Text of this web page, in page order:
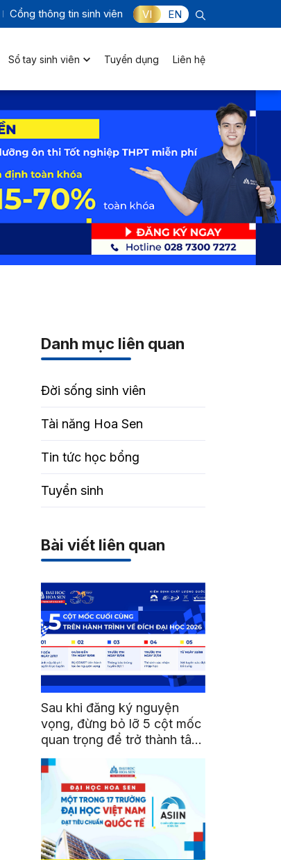
Cổng thông tin sinh viên VI EN
Sổ tay sinh viên Tuyển dụng Liên hệ
Danh mục liên quan
Đời sống sinh viên
Tài năng Hoa Sen
Tin tức học bổng
Tuyển sinh
Bài viết liên quan
Sau khi đăng ký nguyện
vọng, đừng bỏ lỡ 5 cột mốc
quan trọng để trở thành tân
sinh viên HSU